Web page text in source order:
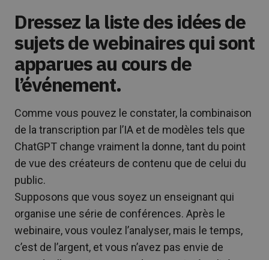
Dressez la liste des idées de
sujets de webinaires qui sont
apparues au cours de
l’événement.
Comme vous pouvez le constater, la combinaison
de la transcription par l’IA et de modèles tels que
ChatGPT change vraiment la donne, tant du point
de vue des créateurs de contenu que de celui du
public.
Supposons que vous soyez un enseignant qui
organise une série de conférences. Après le
webinaire, vous voulez l’analyser, mais le temps,
c’est de l’argent, et vous n’avez pas envie de